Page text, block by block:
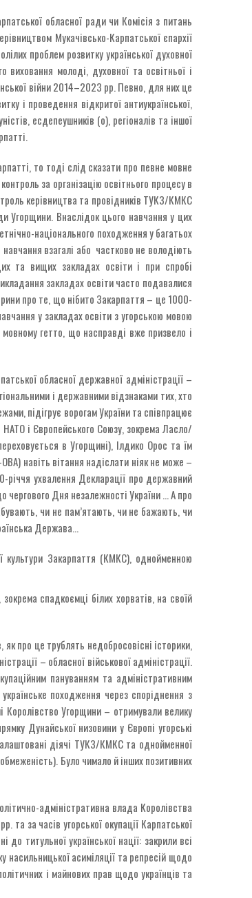
обласної ради чи Комісія з питань
Мукачівсько-Карпатської єпархії
проблем розвитку української духовної
виховання молоді, духовної та освітньої і
війни 2014–2023 рр. Певно, для них це
і проведення відкритої антиукраїнської,
есдепеушників (о), регіоналів та іншої
то тоді слід сказати про певне мовне
за організацію освітнього процесу в
керівництва та провідників ТУКЗ/КМКС
Угорщини. Внаслідок цього навчання у цих
національного походження у багатьох
взагалі або частково не володіють
та вищих закладах освіти і при спробі
закладах освіти часто подавалися
про те, що нібито Закарпаття – це 1000-
у закладах освіти з угорською мовою
гетто, що насправді вже призвело і
обласної державної адміністрації –
і державними відзнаками тих, хто
підігрує ворогам України та співпрацює
і Європейського Союзу, зокрема Ласло/
в Угорщині), Ілдико Орос та їм
навіть вітання надіслати ніяк не може –
річчя ухвалення Декларації про державний
чергового Дня незалежності України … А про
чи не пам’ятають, чи не бажають, чи
Держава…
культури Закарпаття (КМКС), однойменною
спадкоємці білих хорватів, на своїй
про це трублять недобросовісні історики,
– обласної військової адміністрації.
пануванням та адміністративним
походження через споріднення з
Королівство Угорщини – отримували велику
Дунайської низовини у Європі угорські
діячі ТУКЗ/КМКС та однойменної
Було чимало й інших позитивних
адміністративна влада Королівства
та за часів угорської окупації Карпатської
титульної української нації: закрили всі
насильницької асиміляції та репресій щодо
і майнових прав щодо українців та